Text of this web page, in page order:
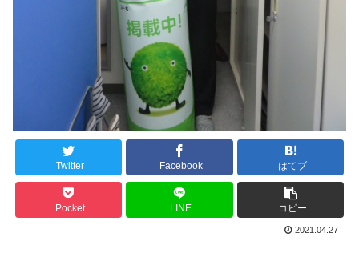
Twitter Facebook はてブ
Pocket LINE コピー
2021.04.27